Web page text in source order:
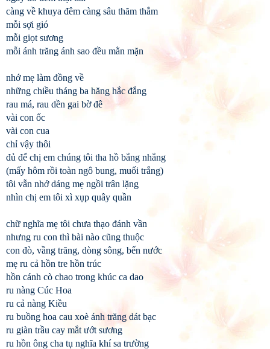
càng về khuya đêm càng sâu thăm thẳm
mỗi sợi gió
mỗi giọt sương
mỗi ánh trăng ánh sao đều mằn mặn
nhớ mẹ làm đồng về
những chiều tháng ba hăng hắc đắng
rau má, rau dền gai bờ đê
vài con ốc
vài con cua
chỉ vậy thôi
đủ để chị em chúng tôi tha hồ bắng nhắng
(mấy hôm rồi toàn ngô bung, muối trắng)
tôi vẫn nhớ dáng mẹ ngồi trân lặng
nhìn chị em tôi xì xụp quây quần
chữ nghĩa mẹ tôi chưa thạo đánh vần
nhưng ru con thì bài nào cũng thuộc
con đò, vầng trăng, dòng sông, bến nước
mẹ ru cả hồn tre hồn trúc
hồn cánh cò chao trong khúc ca dao
ru nàng Cúc Hoa
ru cả nàng Kiều
ru buồng hoa cau xoè ánh trăng dát bạc
ru giàn trầu cay mắt ướt sương
ru hồn ông cha tụ nghĩa khí sa trường